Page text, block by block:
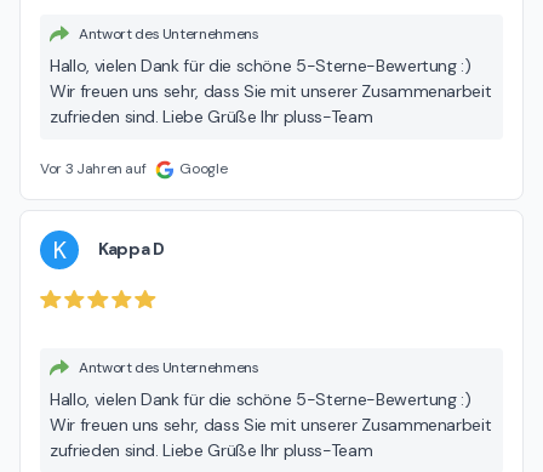
Antwort des Unternehmens
Hallo, vielen Dank für die schöne 5-Sterne-Bewertung :)
Wir freuen uns sehr, dass Sie mit unserer Zusammenarbeit
zufrieden sind. Liebe Grüße Ihr pluss-Team
Vor 3 Jahren auf Google
K Kappa D
Antwort des Unternehmens
Hallo, vielen Dank für die schöne 5-Sterne-Bewertung :)
Wir freuen uns sehr, dass Sie mit unserer Zusammenarbeit
zufrieden sind. Liebe Grüße Ihr pluss-Team